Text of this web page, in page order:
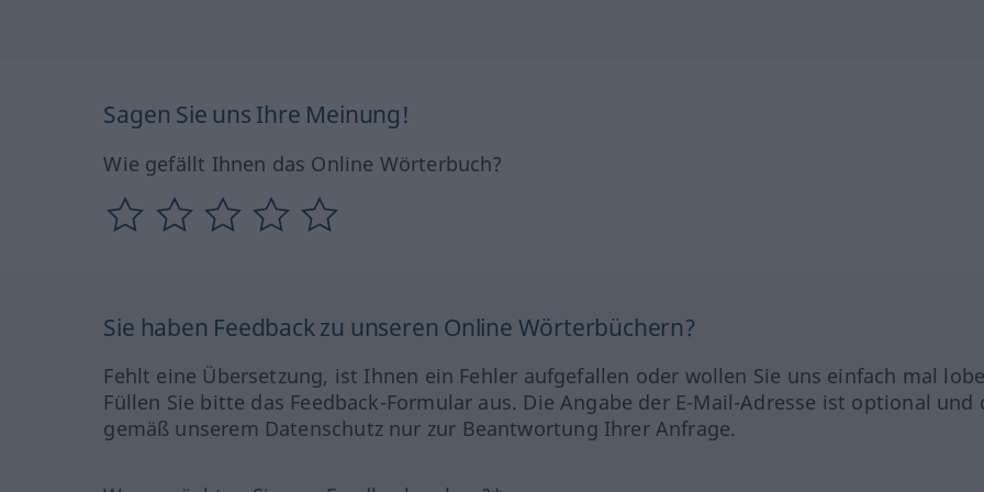
Sagen Sie uns Ihre Meinung!
Wie gefällt Ihnen das Online Wörterbuch?
Sie haben Feedback zu unseren Online Wörterbüchern?
Fehlt eine Übersetzung, ist Ihnen ein Fehler aufgefallen oder wollen Sie uns einfach mal
Füllen Sie bitte das Feedback-Formular aus. Die Angabe der E-Mail-Adresse ist optional und
gemäß unserem Datenschutz nur zur Beantwortung Ihrer Anfrage.